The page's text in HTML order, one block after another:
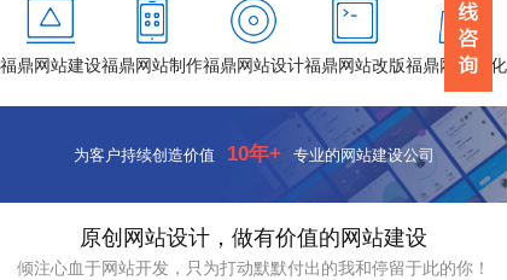
福鼎网站建设福鼎网站制作福鼎网站设计福鼎网站改版福鼎网站优化
为客户持续创造价值 10年+ 专业的网站建设公司
原创网站设计，做有价值的网站建设
倾注心血于网站开发，只为打动默默付出的我和停留于此的你！